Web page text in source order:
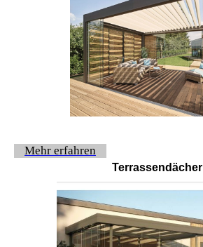
Mehr erfahren
Terrassendächer